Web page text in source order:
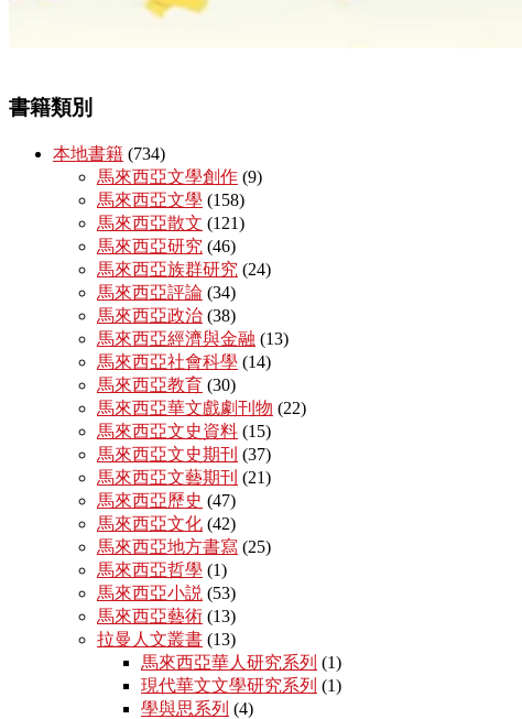
書籍類別
本地書籍 (734)
馬來西亞文學創作 (9)
馬來西亞文學 (158)
馬來西亞散文 (121)
馬來西亞研究 (46)
馬來西亞族群研究 (24)
馬來西亞評論 (34)
馬來西亞政治 (38)
馬來西亞經濟與金融 (13)
馬來西亞社會科學 (14)
馬來西亞教育 (30)
馬來西亞華文戲劇刊物 (22)
馬來西亞文史資料 (15)
馬來西亞文史期刊 (37)
馬來西亞文藝期刊 (21)
馬來西亞歷史 (47)
馬來西亞文化 (42)
馬來西亞地方書寫 (25)
馬來西亞哲學 (1)
馬來西亞小説 (53)
馬來西亞藝術 (13)
拉曼人文叢書 (13)
馬來西亞華人研究系列 (1)
現代華文文學研究系列 (1)
學與思系列 (4)